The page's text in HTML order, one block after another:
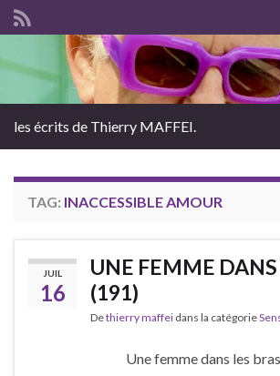
les écrits de Thierry MAFFEI.
TAG: INACCESSIBLE AMOUR
JUIL
16
UNE FEMME DANS
(191)
Dethierry maffei dans la catégorie
Une femme dans les